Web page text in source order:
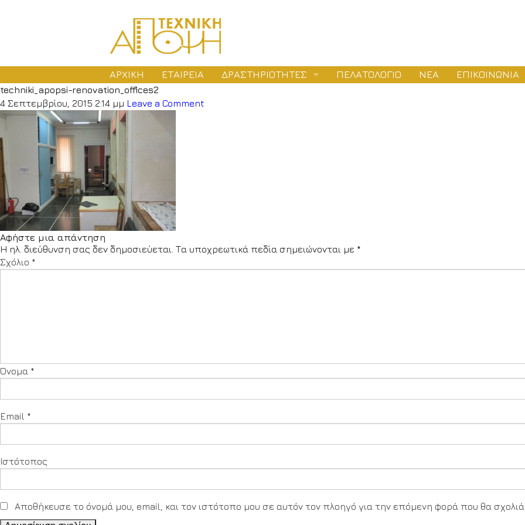
ΑΡΧΙΚΗ ΕΤΑΙΡΕΙΑ
ΔΡΑΣΤΗΡΙΟΤΗΤΕΣ
ΠΕΛΑΤΟΛΟΓΙΟ ΝΕΑ ΕΠΙΚΟΙΝΩΝΙΑ
techniki_apopsi-renovation_offices2
4 Σεπτεμβρίου, 2015 2:14 μμ Leave a Comment
Αφήστε μια απάντηση
Η ηλ. διεύθυνση σας δεν δημοσιεύεται. Τα υποχρεωτικά πεδία σημειώνονται με *
Σχόλιο *
Όνομα *
Email *
Ιστότοπος
Αποθήκευσε το όνομά μου, email, και τον ιστότοπο μου σε αυτόν τον πλοηγό για την επόμενη φορά που θα